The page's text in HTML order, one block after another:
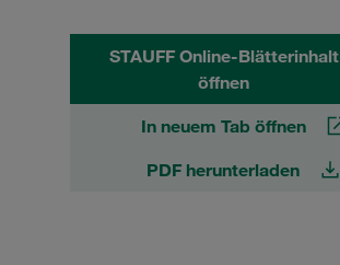
STAUFF Online-Blätterinhalt
öffnen
In neuem Tab öffnen
PDF herunterladen